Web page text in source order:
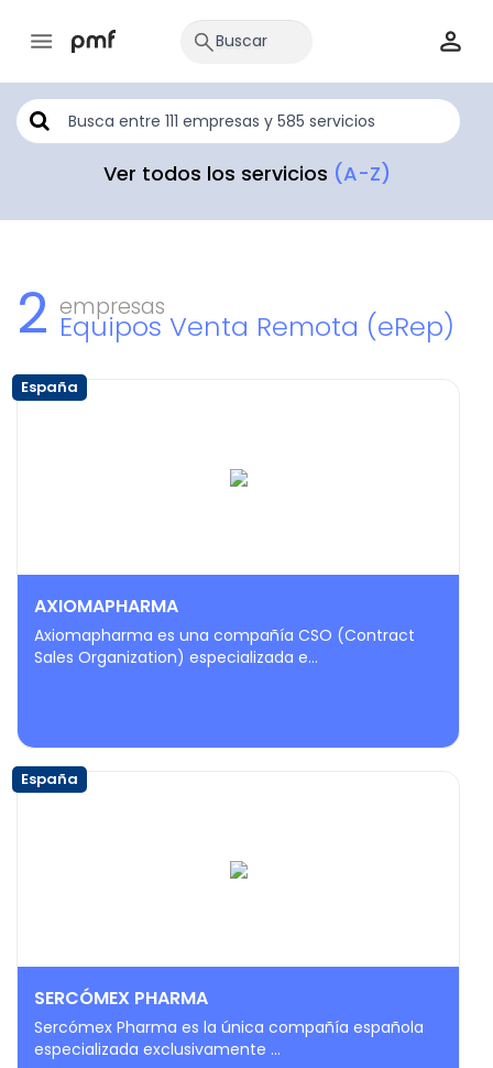
Ver todos los servicios (A-Z)
2 empresas
Equipos Venta Remota (eRep)
España
AXIOMAPHARMA
Axiomapharma es una compañía CSO (Contract
Sales Organization) especializada e...
España
SERCÓMEX PHARMA
Sercómex Pharma es la única compañía española
especializada exclusivamente ...